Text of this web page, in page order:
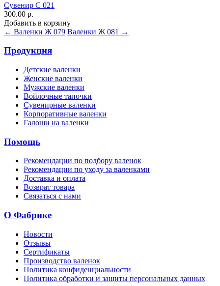
Сувенир С 021
300.00 р.
Добавить в корзину
← Валенки Ж 079 Валенки Ж 081 →
Продукция
Детские валенки
Женские валенки
Мужские валенки
Войлочные тапочки
Сувенирные валенки
Корпоративные валенки
Галоши на валенки
Помощь
Рекомендации по подбору валенок
Рекомендации по уходу за валенками
Доставка и оплата
Возврат товара
Связаться с нами
О Фабрике
Новости
Отзывы
Сертификаты
Производство валенок
Политика конфиденциальности
Политика обработки и защиты персональных данных